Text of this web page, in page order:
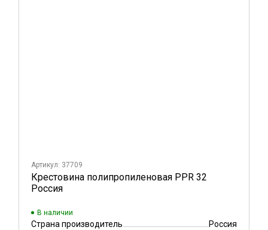
Артикул: 37709
Крестовина полипропиленовая PPR 32
Россия
В наличии
Страна производитель Россия